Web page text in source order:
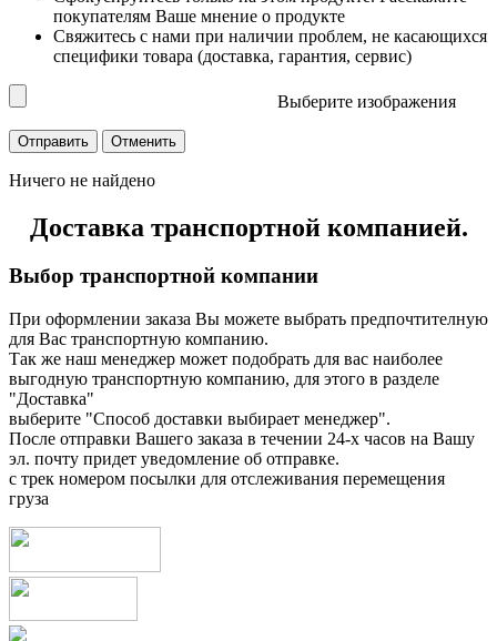
покупателям Ваше мнение о продукте
Свяжитесь с нами при наличии проблем, не касающихся
специфики товара (доставка, гарантия, сервис)
Выберите изображения
Ничего не найдено
Доставка транспортной компанией.
Выбор транспортной компании
При оформлении заказа Вы можете выбрать предпочтителную
для Вас транспортную компанию.
Так же наш менеджер может подобрать для вас наиболее
выгодную транспортную компанию, для этого в разделе
"Доставка"
выберите "Способ доставки выбирает менеджер".
После отправки Вашего заказа в течении 24-х часов на Вашу
эл. почту придет уведомление об отправке.
с трек номером посылки для отслеживания перемещения
груза